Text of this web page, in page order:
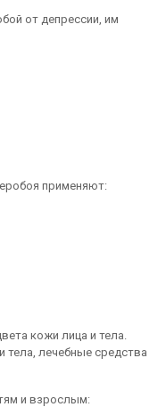
от депрессии, им
применяют:
кожи лица и тела.
лечебные средства
и взрослым: